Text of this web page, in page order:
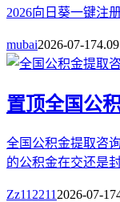
2026向日葵一键注
mubai2026-07-17
置顶全国公
全国公积金提取咨
的公积金在交还是
Zz112211 2026-07-17